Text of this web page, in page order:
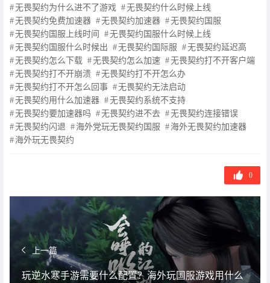
无畏契约为什么进不了游戏
无畏契约什么时候上线
无畏契约免费加速器
无畏契约加速器
无畏契约国服
无畏契约国服上线时间
无畏契约国服什么时候上线
无畏契约国服什么时候出
无畏契约国际服
无畏契约延迟高
无畏契约怎么下载
无畏契约怎么加速
无畏契约打不开客户端
无畏契约打不开崩溃
无畏契约打不开怎么办
无畏契约打不开怎么回事
无畏契约无法启动
无畏契约用什么加速器
无畏契约系统不支持
无畏契约要加速器吗
无畏契约进不去
无畏契约连接错误
无畏契约闪退
海外党玩无畏契约国服
海外无畏契约加速器
海外玩无畏契约
0
上一篇
玩逆水寒手游需要什么配置？海外玩国服游戏用什么